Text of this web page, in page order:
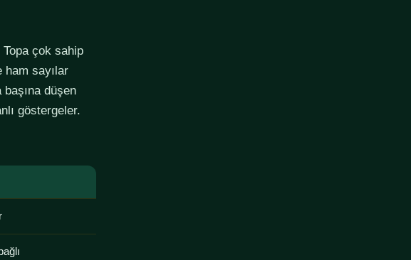
çok sahip
ham sayılar
düşen
göstergeler.